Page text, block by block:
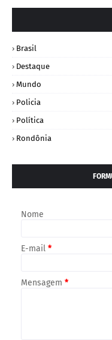
Brasil
Destaque
Mundo
Policia
Política
Rondônia
Nome
E-mail *
Mensagem *